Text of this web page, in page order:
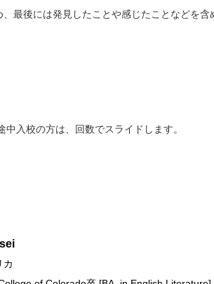
最後には発見したことや感じたことなどを含
入校の方は、回数でスライドします。
カ